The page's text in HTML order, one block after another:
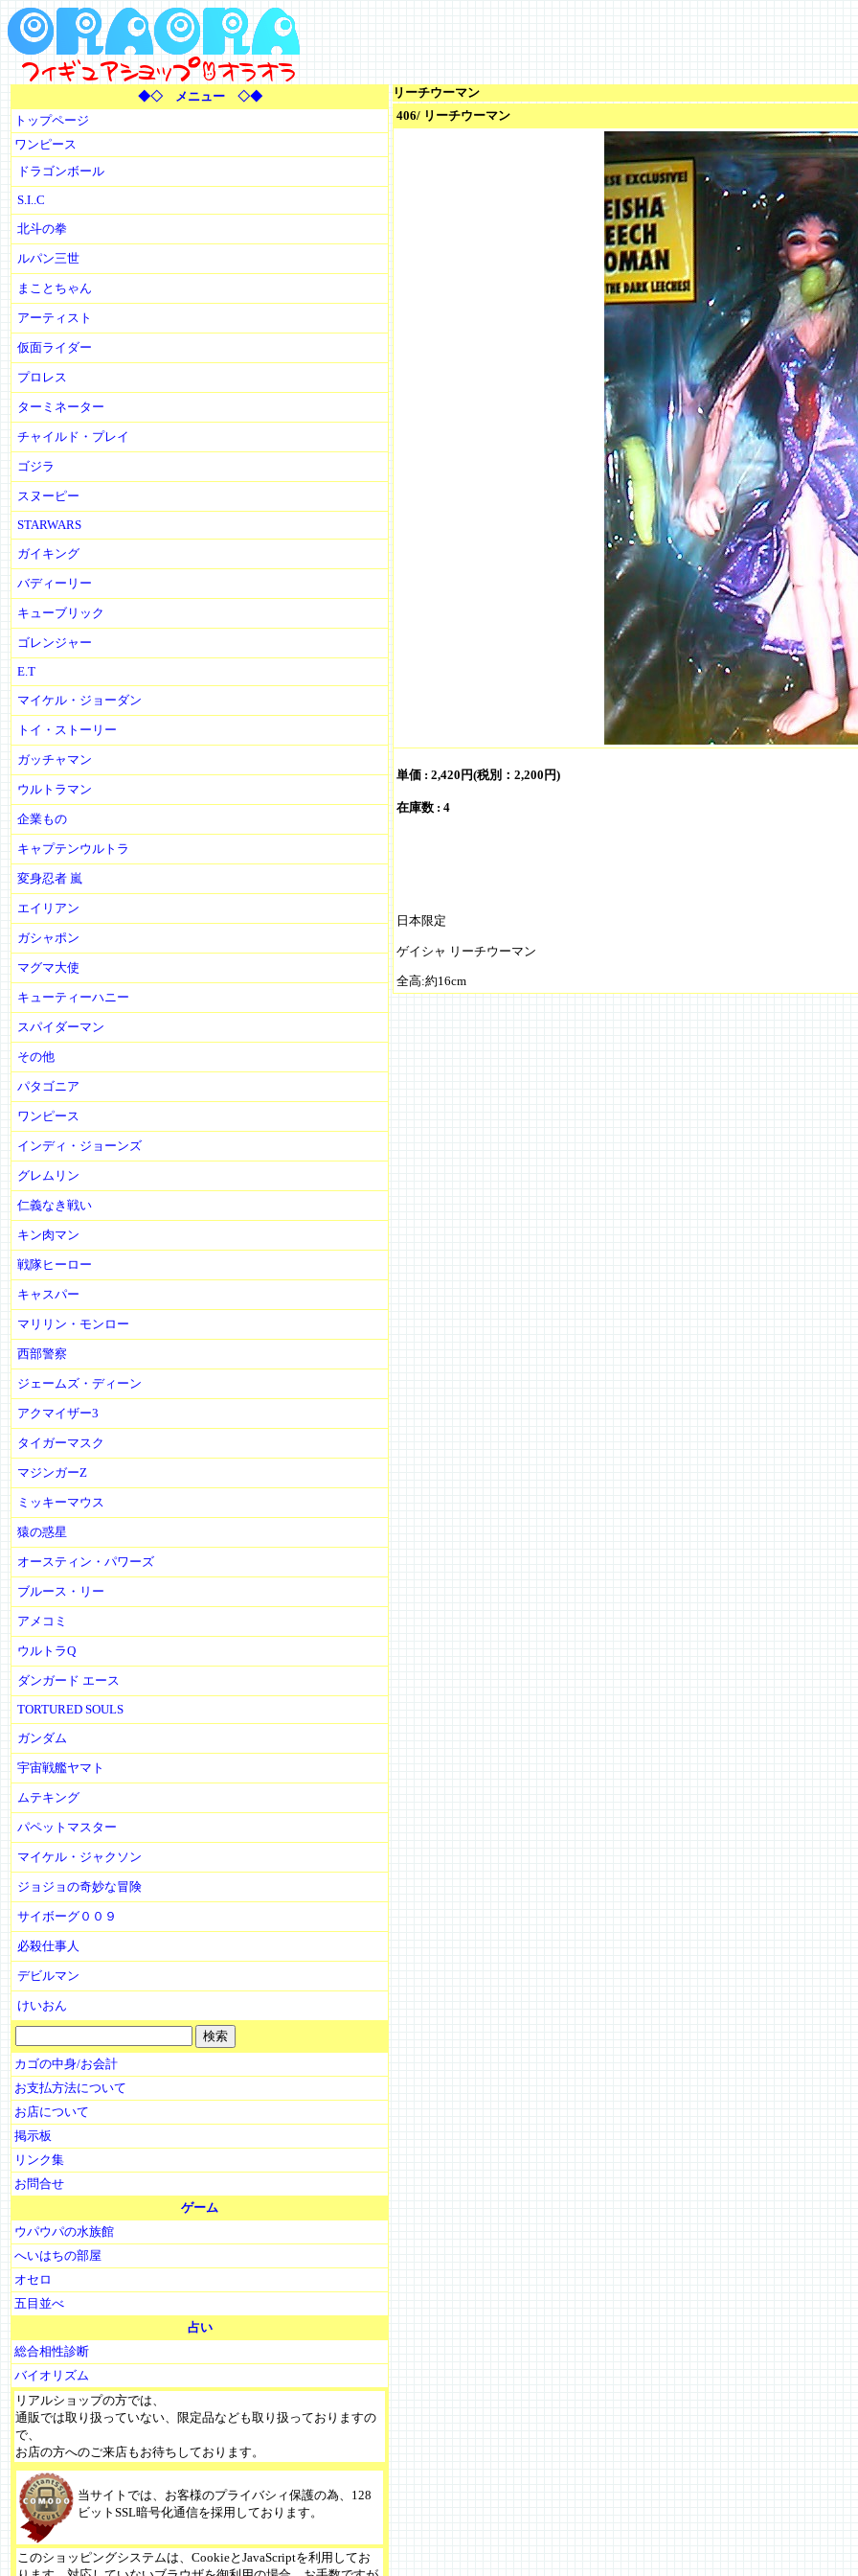
◆◇ メニュー ◇◆
トップページ
ワンピース
ドラゴンボール
S.I..C
北斗の拳
ルパン三世
まことちゃん
アーティスト
仮面ライダー
プロレス
ターミネーター
チャイルド・プレイ
ゴジラ
スヌーピー
STARWARS
ガイキング
バディーリー
キューブリック
ゴレンジャー
E.T
マイケル・ジョーダン
トイ・ストーリー
ガッチャマン
ウルトラマン
企業もの
キャプテンウルトラ
変身忍者 嵐
エイリアン
ガシャポン
マグマ大使
キューティーハニー
スパイダーマン
その他
パタゴニア
ワンピース
インディ・ジョーンズ
グレムリン
仁義なき戦い
キン肉マン
戦隊ヒーロー
キャスパー
マリリン・モンロー
西部警察
ジェームズ・ディーン
アクマイザー3
タイガーマスク
マジンガーZ
ミッキーマウス
猿の惑星
オースティン・パワーズ
ブルース・リー
アメコミ
ウルトラQ
ダンガード エース
TORTURED SOULS
ガンダム
宇宙戦艦ヤマト
ムテキング
パペットマスター
マイケル・ジャクソン
ジョジョの奇妙な冒険
サイボーグ００９
必殺仕事人
デビルマン
けいおん
カゴの中身/お会計
お支払方法について
お店について
掲示板
リンク集
お問合せ
ゲーム
ウパウパの水族館
へいはちの部屋
オセロ
五目並べ
占い
総合相性診断
バイオリズム
リアルショップの方では、
通販では取り扱っていない、限定品なども取り扱っておりますの
で、
お店の方へのご来店もお待ちしております。
当サイトでは、お客様のプライバシィ保護の為、128
ビットSSL暗号化通信を採用しております。
このショッピングシステムは、CookieとJavaScriptを利用してお
リーチウーマン
406/ リーチウーマン
単価 : 2,420円(税別：2,200円)
在庫数 : 4
日本限定
ゲイシャ リーチウーマン
全高:約16cm